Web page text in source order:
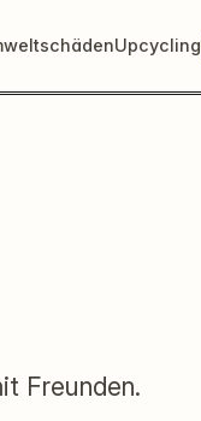
Upcycling
Freunden.